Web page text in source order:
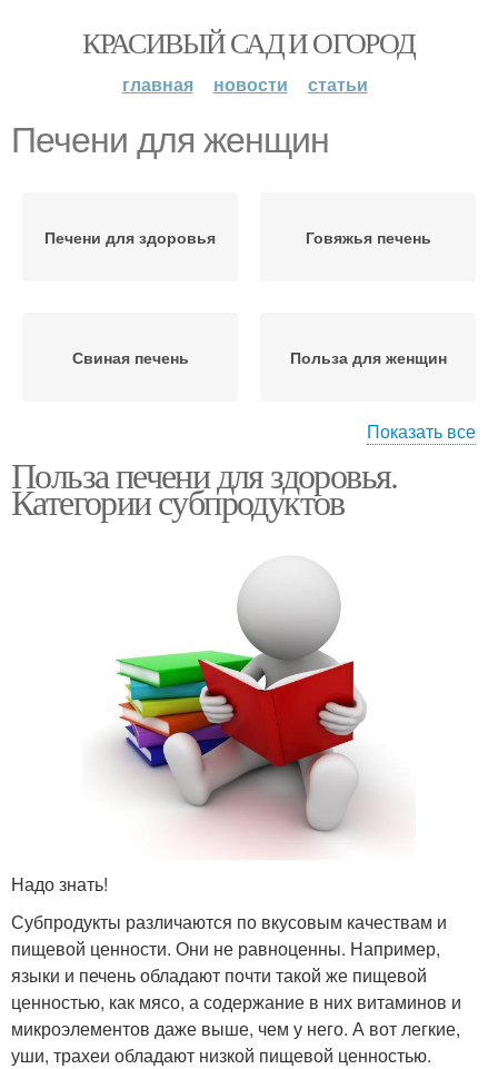
КРАСИВЫЙ САД И ОГОРОД
главная новости статьи
Печени для женщин
Печени для здоровья Говяжья печень
Свиная печень Польза для женщин
Куриная печень Печени в детском меню
Показать все
Польза печени для здоровья.
Категории субпродуктов
Надо знать!
Субпродукты различаются по вкусовым качествам и
пищевой ценности. Они не равноценны. Например,
языки и печень обладают почти такой же пищевой
ценностью, как мясо, а содержание в них витаминов и
микроэлементов даже выше, чем у него. А вот легкие,
уши, трахеи обладают низкой пищевой ценностью.